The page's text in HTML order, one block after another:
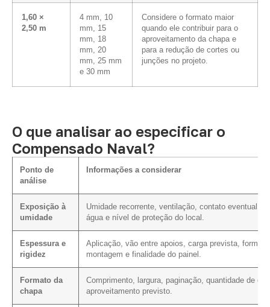
1,60 ×
2,50 m
4 mm, 10
mm, 15
mm, 18
mm, 20
mm, 25 mm
e 30 mm
Considere o formato maior
quando ele contribuir para o
aproveitamento da chapa e
para a redução de cortes ou
junções no projeto.
O que analisar ao especificar o
Compensado Naval?
Ponto de
análise
Informações a considerar
Exposição à
umidade
Umidade recorrente, ventilação, contato eventual
água e nível de proteção do local.
Espessura e
rigidez
Aplicação, vão entre apoios, carga prevista, forma
montagem e finalidade do painel.
Formato da
chapa
Comprimento, largura, paginação, quantidade de
aproveitamento previsto.